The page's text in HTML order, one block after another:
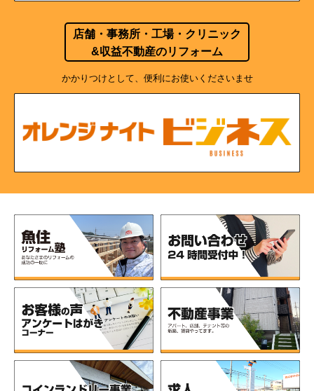
店舗・事務所・工場・クリニック
&収益不動産のリフォーム
かかりつけとして、便利にお使いくださいませ